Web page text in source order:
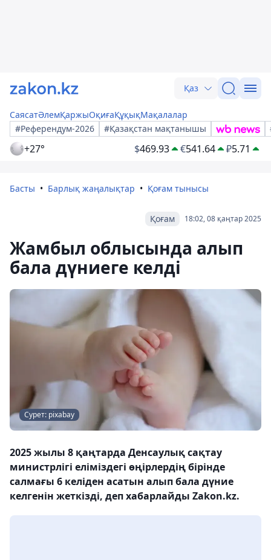
Қаз
СаясатӘлемҚаржыОқиғаҚұқықМақалалар
#Референдум-2026
#Қазақстан мақтанышы
+27° $469.93 €541.64 ₽5.71
Басты Барлық жаңалықтар Қоғам тынысы
18:02, 08 қаңтар 2025
Қоғам
Жамбыл облысында алып
бала дүниеге келді
Сурет: pixabay
2025 жылы 8 қаңтарда Денсаулық сақтау
министрлігі еліміздегі өңірлердің бірінде
салмағы 6 келіден асатын алып бала дүние
келгенін жеткізді, деп хабарлайды Zakon.kz.